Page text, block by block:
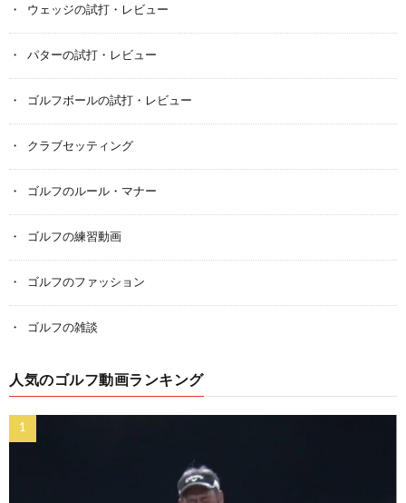
ウェッジの試打・レビュー
パターの試打・レビュー
ゴルフボールの試打・レビュー
クラブセッティング
ゴルフのルール・マナー
ゴルフの練習動画
ゴルフのファッション
ゴルフの雑談
人気のゴルフ動画ランキング